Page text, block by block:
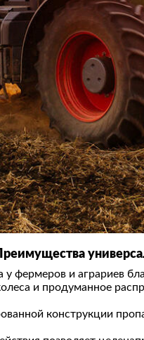
фермеров и аграриев
и продуманное
конструкции